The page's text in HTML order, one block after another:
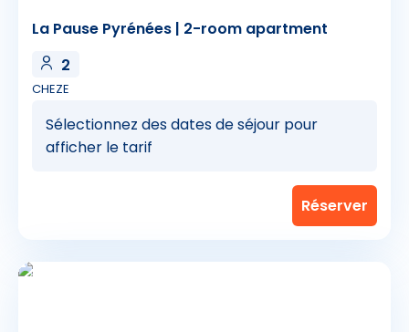
La Pause Pyrénées | 2-room apartment
2
CHEZE
Sélectionnez des dates de séjour pour
afficher le tarif